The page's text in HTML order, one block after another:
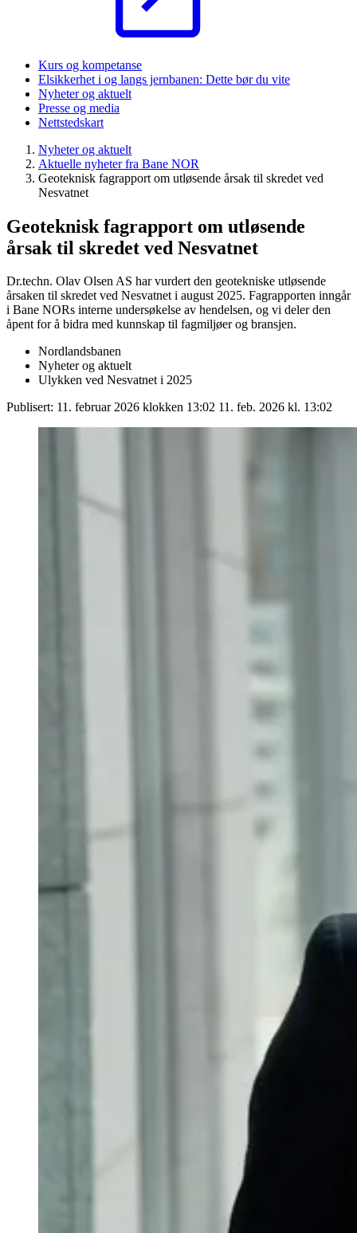
Kurs og kompetanse
Elsikkerhet i og langs jernbanen: Dette bør du vite
Nyheter og aktuelt
Presse og media
Nettstedskart
Nyheter og aktuelt
Aktuelle nyheter fra Bane NOR
Geoteknisk fagrapport om utløsende årsak til skredet ved
Nesvatnet
Geoteknisk fagrapport om utløsende
årsak til skredet ved Nesvatnet
Dr.techn. Olav Olsen AS har vurdert den geotekniske utløsende
årsaken til skredet ved Nesvatnet i august 2025. Fagrapporten inngår
i Bane NORs interne undersøkelse av hendelsen, og vi deler den
åpent for å bidra med kunnskap til fagmiljøer og bransjen.
Nordlandsbanen
Nyheter og aktuelt
Ulykken ved Nesvatnet i 2025
Publisert: 11. februar 2026 klokken 13:02 11. feb. 2026 kl. 13:02